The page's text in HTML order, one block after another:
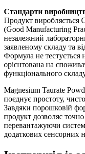
Стандарти
Продукт виробляється
(Good Manufacturing
незалежний
заявленому складу та
Формула не тестується
орієнтована на
функціонального
Magnesium Taurate
поєднує простоту,
Завдяки порошковій
продукт дозволяє
перевантажуючи
додаткових сенсорних